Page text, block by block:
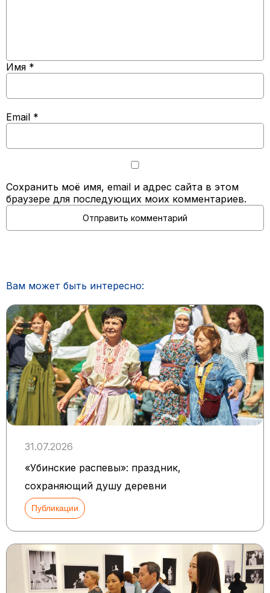
Имя *
Email *
Сохранить моё имя, email и адрес сайта в этом
браузере для последующих моих комментариев.
Вам может быть интересно:
31.07.2026
«Убинские распевы»: праздник,
сохраняющий душу деревни
Публикации